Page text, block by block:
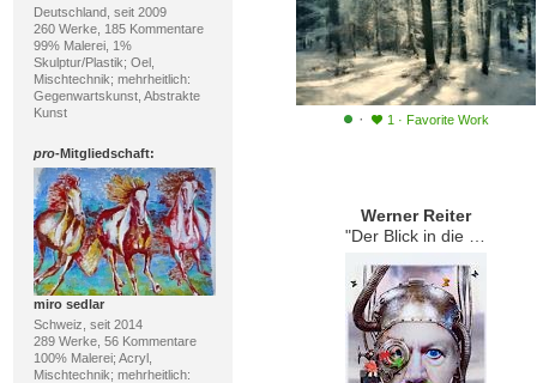
Deutschland, seit 2009
260 Werke, 185 Kommentare
99% Malerei, 1%
Skulptur/Plastik; Oel,
Mischtechnik; mehrheitlich:
Gegenwartskunst, Abstrakte
Kunst
pro-Mitgliedschaft:
miro sedlar
Schweiz, seit 2014
289 Werke, 56 Kommentare
100% Malerei; Acryl,
Mischtechnik; mehrheitlich:
· 1 · Favorite Work
Werner Reiter
"Der Blick in die Zukunft"